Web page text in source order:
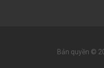
Bản quyền ©